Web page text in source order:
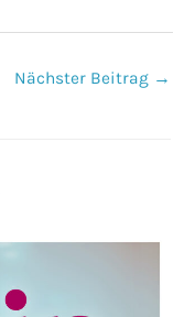
Nächster Beitrag →